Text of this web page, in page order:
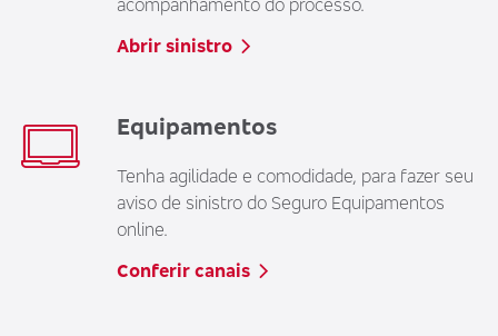
acompanhamento do processo.
Abrir sinistro
Equipamentos
Tenha agilidade e comodidade, para fazer seu
aviso de sinistro do Seguro Equipamentos
online.
Conferir canais